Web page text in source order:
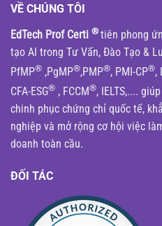
VỀ CHÚNG TÔI
EdTech Prof Certi ® tiên phong
tạo AI trong Tư Vấn, Đào Tạo &
PfMP® ,PgMP®,PMP®, PMI-CP®,
CFA-ESG® , FCCM®, IELTS,....
chinh phục chứng chỉ quốc tế,
nghiệp và mở rộng cơ hội việc
doanh toàn cầu.
ĐỐI TÁC